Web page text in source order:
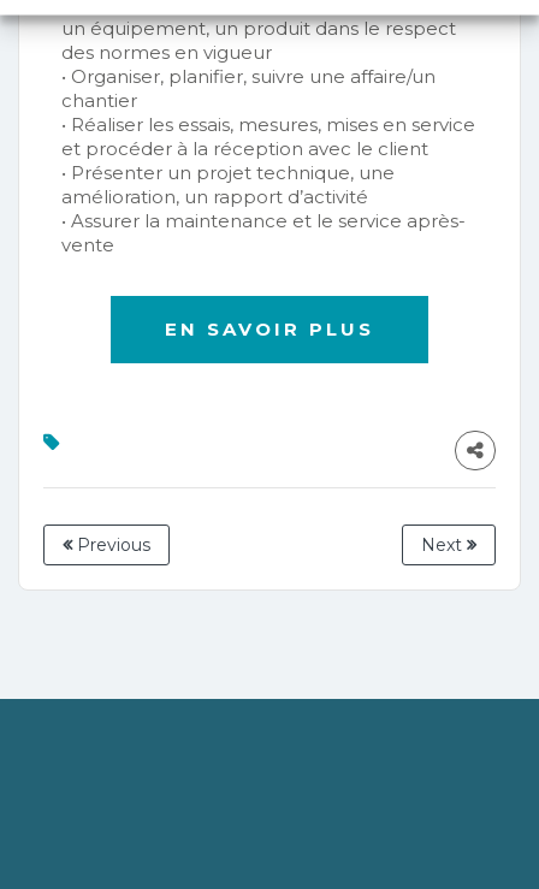
un équipement, un produit dans le respect
des normes en vigueur
• Organiser, planifier, suivre une affaire/un
chantier
• Réaliser les essais, mesures, mises en service
et procéder à la réception avec le client
• Présenter un projet technique, une
amélioration, un rapport d’activité
• Assurer la maintenance et le service après-
vente
EN SAVOIR PLUS
Previous Next